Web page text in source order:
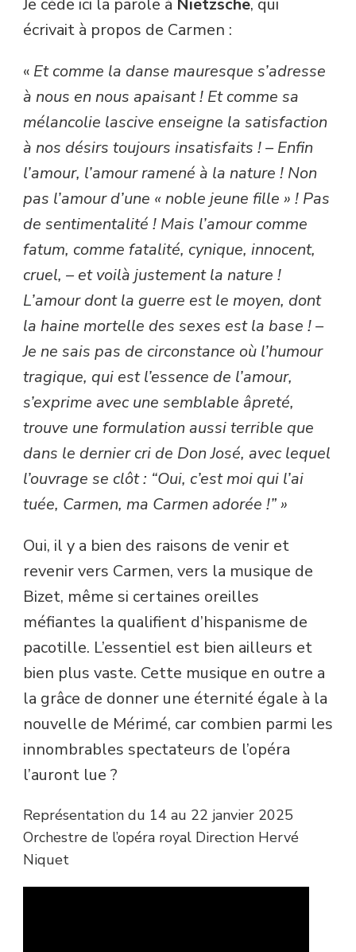
Je cède ici la parole à Nietzsche, qui
écrivait à propos de Carmen :
« Et comme la danse mauresque s’adresse
à nous en nous apaisant ! Et comme sa
mélancolie lascive enseigne la satisfaction
à nos désirs toujours insatisfaits ! – Enfin
l’amour, l’amour ramené à la nature ! Non
pas l’amour d’une « noble jeune fille » ! Pas
de sentimentalité ! Mais l’amour comme
fatum, comme fatalité, cynique, innocent,
cruel, – et voilà justement la nature !
L’amour dont la guerre est le moyen, dont
la haine mortelle des sexes est la base ! –
Je ne sais pas de circonstance où l’humour
tragique, qui est l’essence de l’amour,
s’exprime avec une semblable âpreté,
trouve une formulation aussi terrible que
dans le dernier cri de Don José, avec lequel
l’ouvrage se clôt : “Oui, c’est moi qui l’ai
tuée, Carmen, ma Carmen adorée !” »
Oui, il y a bien des raisons de venir et
revenir vers Carmen, vers la musique de
Bizet, même si certaines oreilles
méfiantes la qualifient d’hispanisme de
pacotille. L’essentiel est bien ailleurs et
bien plus vaste. Cette musique en outre a
la grâce de donner une éternité égale à la
nouvelle de Mérimé, car combien parmi les
innombrables spectateurs de l’opéra
l’auront lue ?
Représentation du 14 au 22 janvier 2025
Orchestre de l’opéra royal Direction Hervé
Niquet